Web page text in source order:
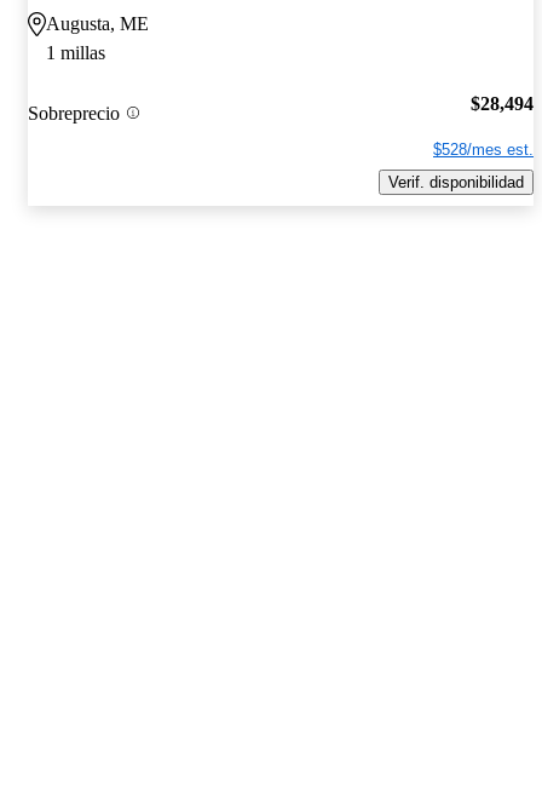
Augusta, ME
1 millas
Sobreprecio $28,494
$528/mes est.
Verif. disponibilidad